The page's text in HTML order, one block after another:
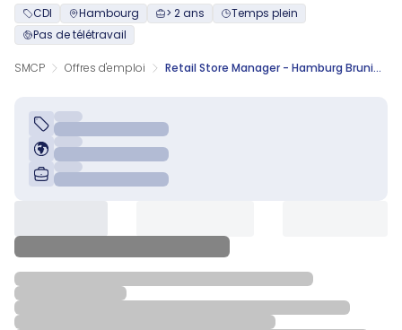
CDI Hambourg > 2 ans
Temps plein
Pas de télétravail
SMCP Offres d'emploi Retail Store Manager - Hamburg Bruninger